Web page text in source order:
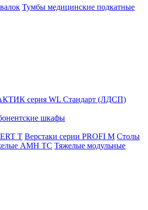
Тумбы медицинские подкатные
серия WL Стандарт (ЛДСП)
шкафы
T Верстаки серии PROFI M Столы
AMH TC Тяжелые модульные